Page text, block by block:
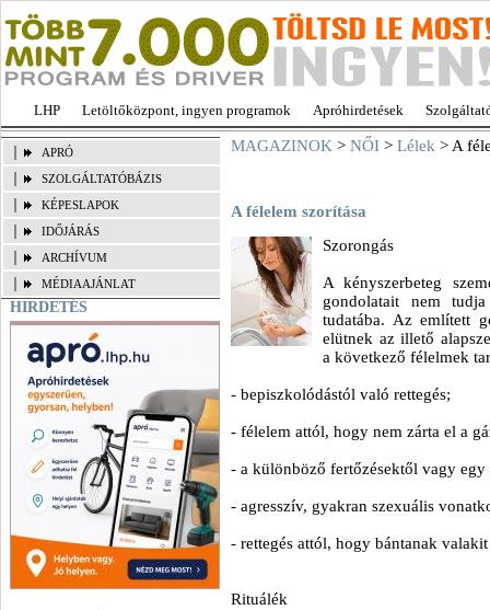
LHP Letöltőközpont, ingyen programok Apróhirdetések
APRÓ
SZOLGÁLTATÓBÁZIS
KÉPESLAPOK
IDŐJÁRÁS
ARCHÍVUM
MÉDIAAJÁNLAT
HIRDETÉS
MAGAZINOK > NŐI > Lélek > A
A félelem szorítása
Szorongás
A kényszerbeteg
gondolatait nem
tudatába. Az említett
elütnek az illető
a következő félelmek
- bepiszkolódástól való rettegés;
- félelem attól, hogy nem zárta el a
- a különböző fertőzésektől vagy egy
- agresszív, gyakran szexuális
- rettegés attól, hogy bántanak
Rituálék